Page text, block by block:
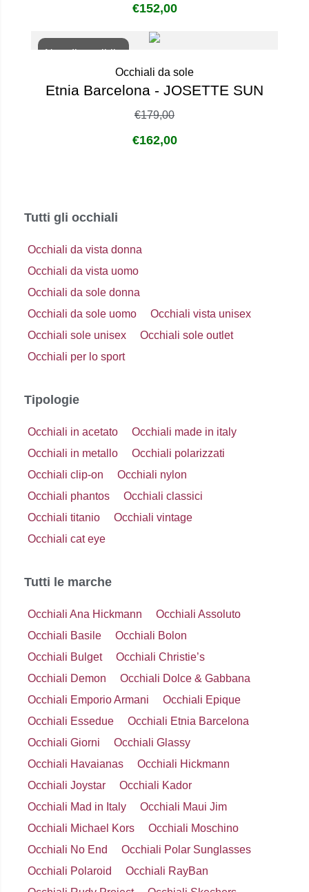
€152,00
Non disponibile
Occhiali da sole
Etnia Barcelona - JOSETTE SUN
€179,00
€162,00
Tutti gli occhiali
Occhiali da vista donna
Occhiali da vista uomo
Occhiali da sole donna
Occhiali da sole uomo
Occhiali vista unisex
Occhiali sole unisex
Occhiali sole outlet
Occhiali per lo sport
Tipologie
Occhiali in acetato
Occhiali made in italy
Occhiali in metallo
Occhiali polarizzati
Occhiali clip-on
Occhiali nylon
Occhiali phantos
Occhiali classici
Occhiali titanio
Occhiali vintage
Occhiali cat eye
Tutti le marche
Occhiali Ana Hickmann
Occhiali Assoluto
Occhiali Basile
Occhiali Bolon
Occhiali Bulget
Occhiali Christie’s
Occhiali Demon
Occhiali Dolce & Gabbana
Occhiali Emporio Armani
Occhiali Epique
Occhiali Essedue
Occhiali Etnia Barcelona
Occhiali Giorni
Occhiali Glassy
Occhiali Havaianas
Occhiali Hickmann
Occhiali Joystar
Occhiali Kador
Occhiali Mad in Italy
Occhiali Maui Jim
Occhiali Michael Kors
Occhiali Moschino
Occhiali No End
Occhiali Polar Sunglasses
Occhiali Polaroid
Occhiali RayBan